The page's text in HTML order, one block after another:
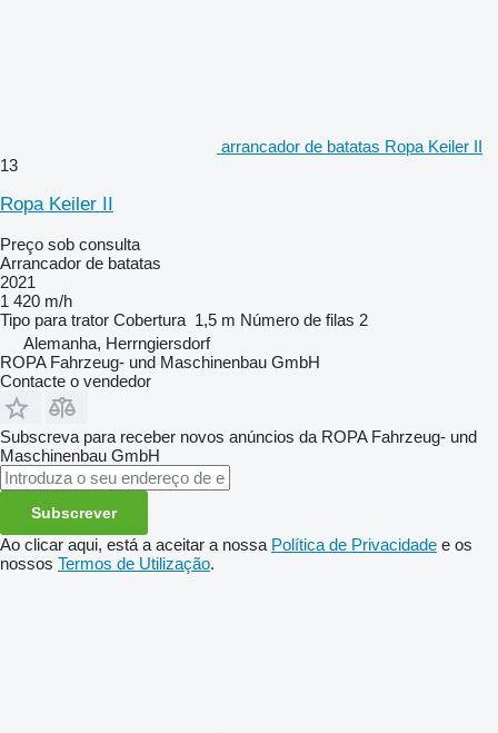
arrancador de batatas Ropa Keiler II
13
Ropa Keiler II
Preço sob consulta
Arrancador de batatas
2021
1 420 m/h
Tipo para trator Cobertura 1,5 m Número de filas 2
Alemanha, Herrngiersdorf
ROPA Fahrzeug- und Maschinenbau GmbH
Contacte o vendedor
Subscreva para receber novos anúncios da ROPA Fahrzeug- und
Maschinenbau GmbH
Subscrever
Ao clicar aqui, está a aceitar a nossa Política de Privacidade e os
nossos Termos de Utilização.